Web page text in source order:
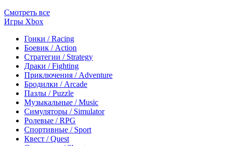
Смотреть все
Игры Xbox
Гонки / Racing
Боевик / Action
Стратегии / Strategy
Драки / Fighting
Приключения / Adventure
Бродилки / Arcade
Пазлы / Puzzle
Музыкальные / Music
Симуляторы / Simulator
Ролевые / RPG
Спортивные / Sport
Квест / Quest